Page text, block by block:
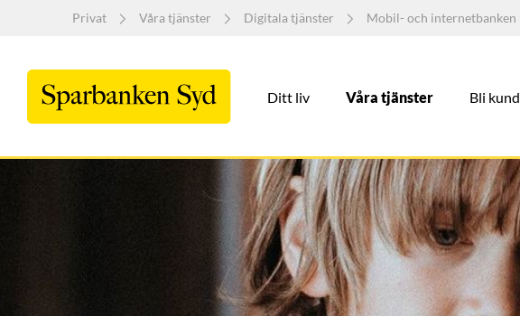
Privat Våra tjänster Digitala tjänster Mobil- och internetbanken
Ditt liv Våra tjänster Bli kund